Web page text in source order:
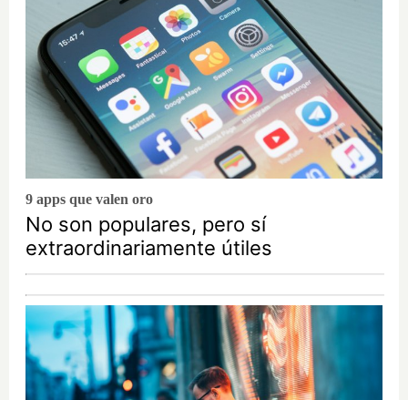
9 apps que valen oro
No son populares, pero sí
extraordinariamente útiles